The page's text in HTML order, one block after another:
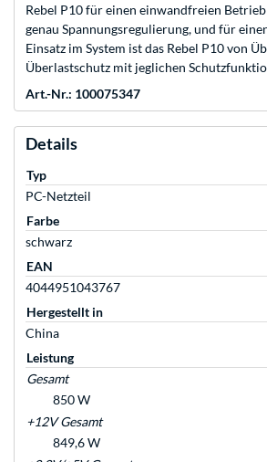
Rebel P10 für einen einwandfreien
genau Spannungsregulierung, und für
Einsatz im System ist das Rebel P10 von
Überlastschutz mit jeglichen
Art.-Nr.: 100075347
Details
Typ
PC-Netzteil
Farbe
schwarz
EAN
4044951043767
Hergestellt in
China
Leistung
Gesamt
850 W
+12V Gesamt
849,6 W